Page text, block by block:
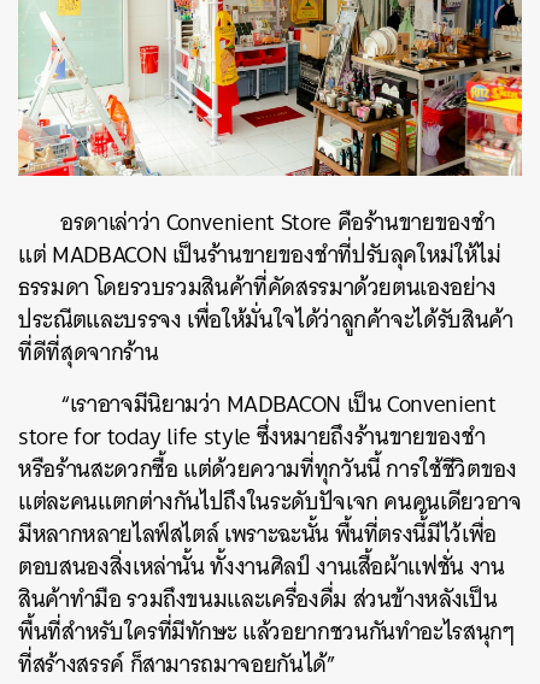
อรดาเล่าว่า Convenient Store คือร้านขายของชำ
แต่ MADBACON เป็นร้านขายของชำที่ปรับลุคใหม่ให้ไม่
ธรรมดา โดยรวบรวมสินค้าที่คัดสรรมาด้วยตนเองอย่าง
ประณีตและบรรจง เพื่อให้มั่นใจได้ว่าลูกค้าจะได้รับสินค้า
ที่ดีที่สุดจากร้าน
“เราอาจมีนิยามว่า MADBACON เป็น Convenient
store for today life style ซึ่งหมายถึงร้านขายของชำ
หรือร้านสะดวกซื้อ แต่ด้วยความที่ทุกวันนี้ การใช้ชีวิตของ
แต่ละคนแตกต่างกันไปถึงในระดับปัจเจก คนคนเดียวอาจ
มีหลากหลายไลฟ์สไตล์ เพราะฉะนั้น พื้นที่ตรงนี้้มีไว้เพื่อ
ตอบสนองสิ่งเหล่านั้น ทั้งงานศิลป์ งานเสื้อผ้าแฟชั่น งาน
สินค้าทำมือ รวมถึงขนมและเครื่องดื่ม ส่วนข้างหลังเป็น
พื้นที่สำหรับใครที่มีทักษะ แล้วอยากชวนกันทำอะไรสนุกๆ
ที่สร้างสรรค์ ก็สามารถมาจอยกันได้”